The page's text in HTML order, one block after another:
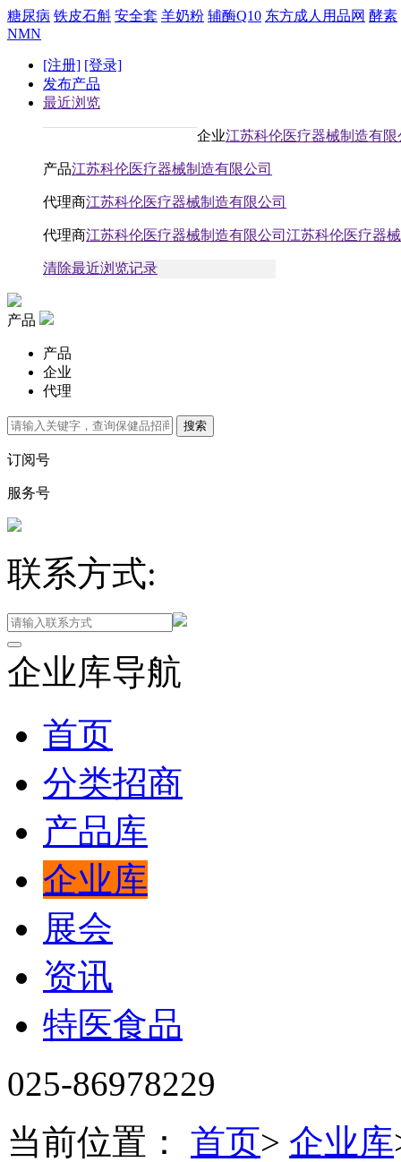
糖尿病 铁皮石斛 安全套 羊奶粉 辅酶Q10 东方成人用品网 酵素
NMN
[注册] [登录]
发布产品
最近浏览
企业江苏科伦医疗器械制造有限
产品江苏科伦医疗器械制造有限公司
代理商江苏科伦医疗器械制造有限公司
代理商江苏科伦医疗器械制造有限公司江苏科伦医疗器
清除最近浏览记录
产品
产品
企业
代理
订阅号
服务号
联系方式:
企业库导航
首页
分类招商
产品库
企业库
展会
资讯
特医食品
025-86978229
当前位置： 首页> 企业库